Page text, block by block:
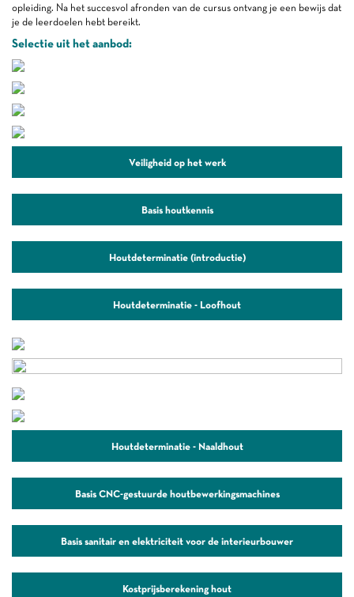
opleiding. Na het succesvol afronden van de cursus ontvang je een bewijs dat
je de leerdoelen hebt bereikt.
Selectie uit het aanbod:
Veiligheid op het werk
Basis houtkennis
Houtdeterminatie (introductie)
Houtdeterminatie - Loofhout
Houtdeterminatie - Naaldhout
Basis CNC-gestuurde houtbewerkingsmachines
Basis sanitair en elektriciteit voor de interieurbouwer
Kostprijsberekening hout